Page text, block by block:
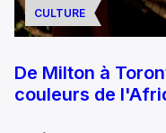
CULTURE
De Milton à
couleurs de